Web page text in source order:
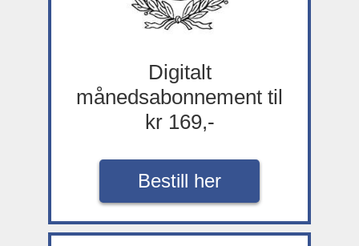
Digitalt
månedsabonnement til
kr 169,-
Bestill her